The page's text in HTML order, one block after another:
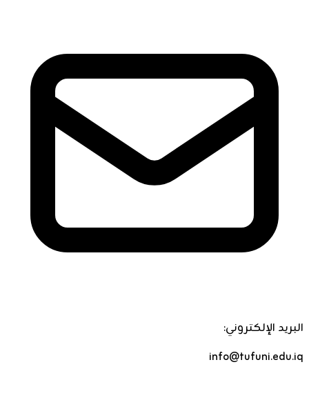
البريد الإلكتروني:
info@tufuni.edu.iq